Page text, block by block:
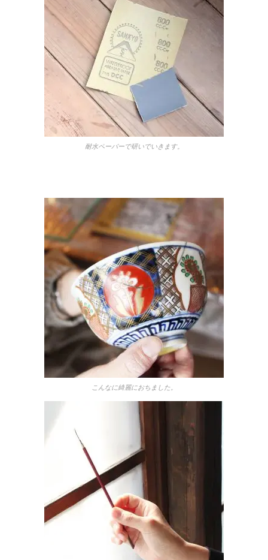
耐水ペーパーで研いでいきます。
こんなに綺麗におちました。